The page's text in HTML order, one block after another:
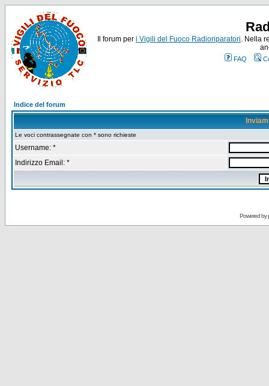
Il forum per i Vigili del Fuoco Radioriparatori. Nella
FAQ
Indice del forum
Le voci contrassegnate con * sono richieste
Username: *
Indirizzo Email: *
Powered by